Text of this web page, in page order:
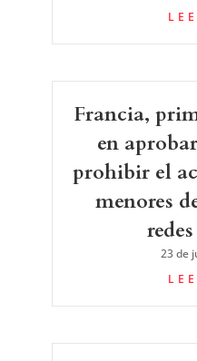
Francia,
en
prohibir el
menores
23 de